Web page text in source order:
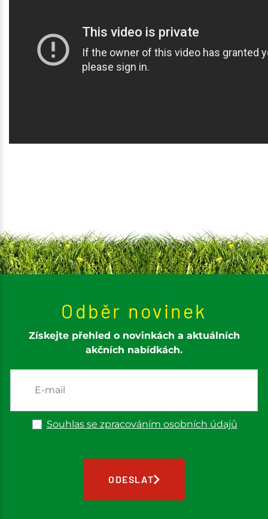
Odběr novinek
Získejte přehled o novinkách a aktuálních
akčních nabídkách.
Souhlas se zpracováním osobních údajů
ODESLAT